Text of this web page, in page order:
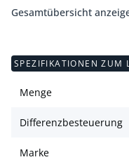
Gesamtübersicht
SPEZIFIKATIONEN ZUM
Menge
Differenzbesteuerung
Marke